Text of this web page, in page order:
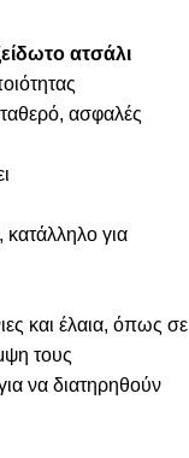
ατσάλι
ασφαλές
για
και έλαια, όπως σε
τους
να διατηρηθούν